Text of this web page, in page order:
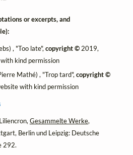
or excerpts, and
, "Too late",copyright © 2019,
kind permission
Mathé) , "Trop tard",copyright ©
with kind permission
Gesammelte Werke,
Berlin und Leipzig: Deutsche
292.